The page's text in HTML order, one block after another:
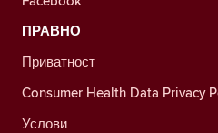
ПРАВНО
Приватност
Consumer Health Data Privacy
Услови